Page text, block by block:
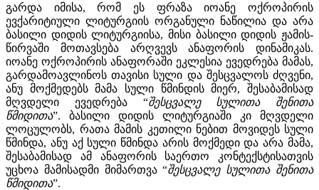
გარდა იმისა, რომ ეს ფრაზა იოანე ოქროპირის
ევქარიტიული ლიტურგიის ორგანული ნაწილია და არა
ბასილი დიდის ლიტურგიისა, მისი ბასილი დიდის ჟამის-
წირვაში მოთავსება არღვევს ანაფორის დინამიკას.
იოანე ოქროპირის ანაფორაში ეკლესია ევედრება მამას,
გარდამოავლინოს თავისი სული და შესცვალოს ძღვენი,
ანუ მოქმედებს მამა სული წმინდის მიერ, შესაბამისად
მღვდელი ევედრება “შესცვალე სულითა შენითა
წმიდითა”. ბასილი დიდის ლიტურგიაში კი მღვდელი
ლოცულობს, რათა მამის კეთილი ნებით მოვიდეს სული
წმინდა, ანუ აქ სული წმინდა არის მოქმედი და არა მამა,
შესაბამისად ამ ანაფორის საერთო კონტექსტისათვის
უცხოა მამისადმი მიმართვა “შესცვალე სულითა შენითა
წმიდითა”.